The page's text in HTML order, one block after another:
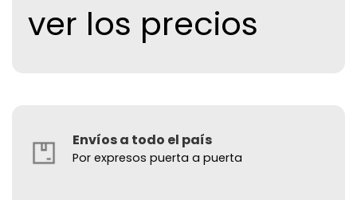
ver los precios
Envíos a todo el país
Por expresos puerta a puerta